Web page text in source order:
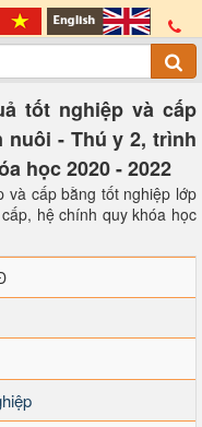
tốt nghiệp và cấp
nuôi - Thú y 2, trình
học 2020 - 2022
và cấp bằng tốt nghiệp lớp
hệ chính quy khóa học